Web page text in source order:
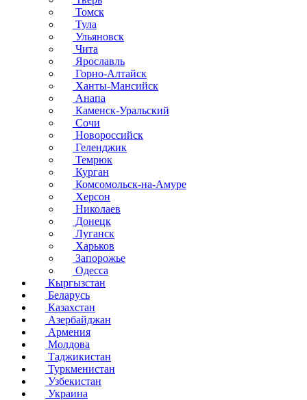
Томск
Тула
Ульяновск
Чита
Ярославль
Горно-Алтайск
Ханты-Мансийск
Анапа
Каменск-Уральский
Сочи
Новороссийск
Геленджик
Темрюк
Курган
Комсомольск-на-Амуре
Херсон
Николаев
Донецк
Луганск
Харьков
Запорожье
Одесса
Кыргызстан
Беларусь
Казахстан
Азербайджан
Армения
Молдова
Таджикистан
Туркменистан
Узбекистан
Украина